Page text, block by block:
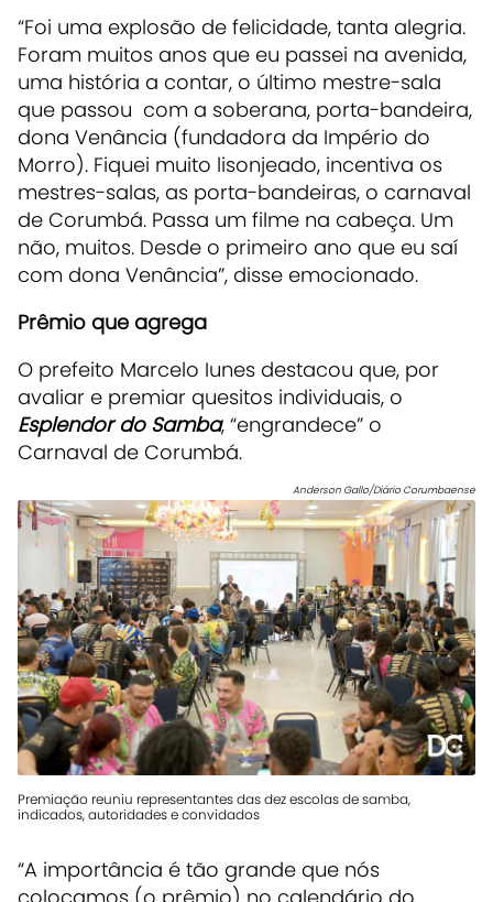
“Foi uma explosão de felicidade, tanta alegria.
Foram muitos anos que eu passei na avenida,
uma história a contar, o último mestre-sala
que passou com a soberana, porta-bandeira,
dona Venância (fundadora da Império do
Morro). Fiquei muito lisonjeado, incentiva os
mestres-salas, as porta-bandeiras, o carnaval
de Corumbá. Passa um filme na cabeça. Um
não, muitos. Desde o primeiro ano que eu saí
com dona Venância”, disse emocionado.
Prêmio que agrega
O prefeito Marcelo Iunes destacou que, por
avaliar e premiar quesitos individuais, o
Esplendor do Samba, “engrandece” o
Carnaval de Corumbá.
Anderson Gallo/Diário Corumbaense
Premiação reuniu representantes das dez escolas de samba,
indicados, autoridades e convidados
“A importância é tão grande que nós